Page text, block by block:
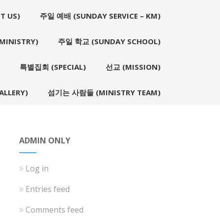
US) 주일 예배 (SUNDAY SERVICE – KM)
주일 학교 (SUNDAY SCHOOL)
특별집회 (SPECIAL) 선교 (MISSION)
섬기는 사람들 (MINISTRY TEAM)
ADMIN ONLY
Log in
Entries feed
Comments feed